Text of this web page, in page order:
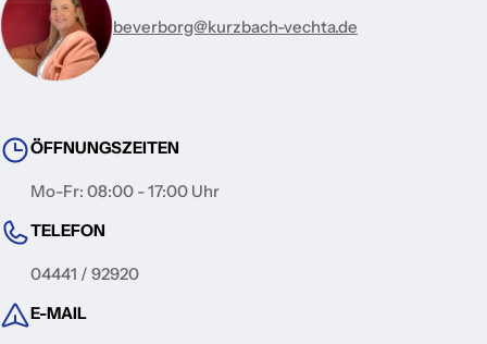
beverborg@kurzbach-vechta.de
ÖFFNUNGSZEITEN
Mo-Fr: 08:00 - 17:00 Uhr
TELEFON
04441 / 92920
E-MAIL